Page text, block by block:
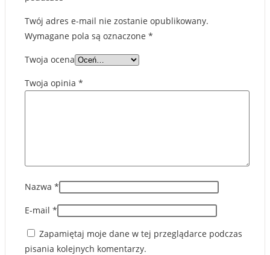
Twój adres e-mail nie zostanie opublikowany.
Wymagane pola są oznaczone *
Twoja ocena
Twoja opinia *
Nazwa *
E-mail *
Zapamiętaj moje dane w tej przeglądarce podczas
pisania kolejnych komentarzy.